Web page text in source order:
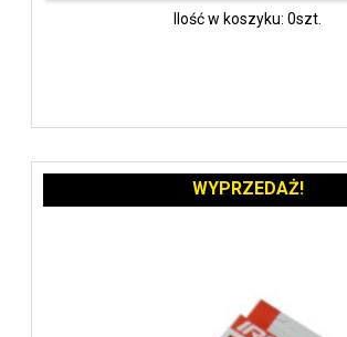
Ilość w koszyku: 0szt.
WYPRZEDAŻ!